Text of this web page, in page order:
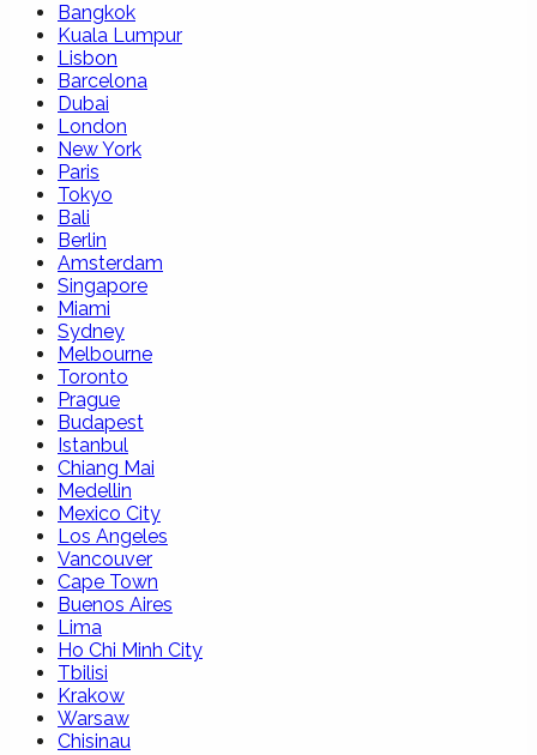
Bangkok
Kuala Lumpur
Lisbon
Barcelona
Dubai
London
New York
Paris
Tokyo
Bali
Berlin
Amsterdam
Singapore
Miami
Sydney
Melbourne
Toronto
Prague
Budapest
Istanbul
Chiang Mai
Medellin
Mexico City
Los Angeles
Vancouver
Cape Town
Buenos Aires
Lima
Ho Chi Minh City
Tbilisi
Krakow
Warsaw
Chisinau